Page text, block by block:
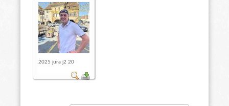
2025 jura j2 20